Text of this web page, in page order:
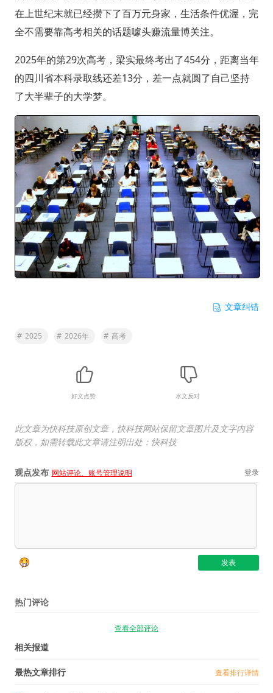
在上世纪末就已经攒下了百万元身家，生活条件优渥，完
全不需要靠高考相关的话题噱头赚流量博关注。
2025年的第29次高考，梁实最终考出了454分，距离当年
的四川省本科录取线还差13分，差一点就圆了自己坚持
了大半辈子的大学梦。
文章纠错
# 2025 # 2026年 # 高考
好文点赞 水文反对
此文章为快科技原创文章，快科技网站保留文章图片及文字内容
版权，如需转载此文章请注明出处：快科技
观点发布 网站评论、账号管理说明 登录
热门评论
查看全部评论
相关报道
最热文章排行 查看排行详情